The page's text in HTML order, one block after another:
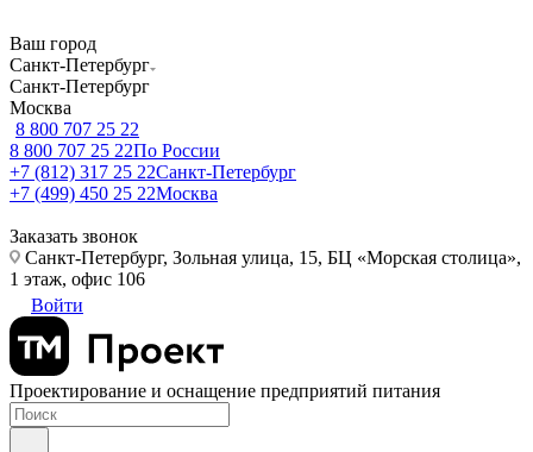
Ваш город
Санкт-Петербург
Санкт-Петербург
Москва
8 800 707 25 22
8 800 707 25 22По России
+7 (812) 317 25 22Санкт-Петербург
+7 (499) 450 25 22Москва
Заказать звонок
Санкт-Петербург, Зольная улица, 15, БЦ «Морская столица»,
1 этаж, офис 106
Войти
Проектирование и оснащение предприятий питания